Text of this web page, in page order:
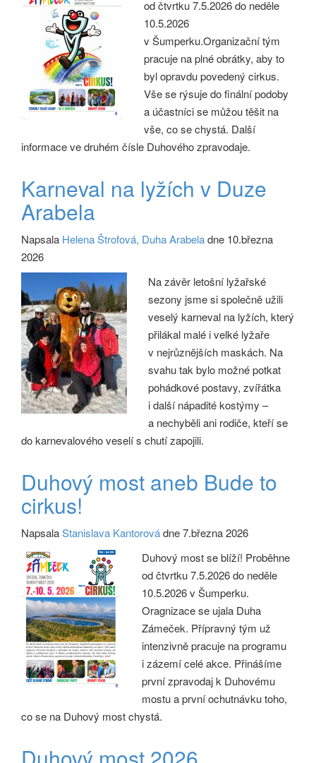
od čtvrtku 7.5.2026 do neděle
10.5.2026
v Šumperku.Organizační tým
pracuje na plné obrátky, aby to
byl opravdu povedený cirkus.
Vše se rýsuje do finální podoby
a účastníci se můžou těšit na
vše, co se chystá. Další
informace ve druhém čísle Duhového zpravodaje.
Karneval na lyžích v Duze
Arabela
Napsala Helena Štrofová, Duha Arabeladne 10.března
2026
Na závěr letošní lyžařské
sezony jsme si společně užili
veselý karneval na lyžích, který
přilákal malé i velké lyžaře
v nejrůznějších maskách. Na
svahu tak bylo možné potkat
pohádkové postavy, zvířátka
i další nápadité kostýmy –
a nechyběli ani rodiče, kteří se
do karnevalového veselí s chutí zapojili.
Duhový most aneb Bude to
cirkus!
NapsalaStanislava Kantorovádne 7.března 2026
Duhový most se blíží! Proběhne
od čtvrtku 7.5.2026 do neděle
10.5.2026 v Šumperku.
Oragnizace se ujala Duha
Zámeček. Přípravný tým už
intenzivně pracuje na programu
i zázemí celé akce. Přinášíme
první zpravodaj k Duhovému
mostu a první ochutnávku toho,
co se na Duhový most chystá.